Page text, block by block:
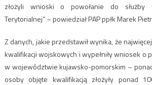
złożyli wnioski o powołanie do służby
Terytorialnej” – powiedział PAP ppłk Marek
Z danych, jakie przedstawił wynika, że
kwalifikacji wojskowych i wypełniły wniosek o
w województwie kujawsko-pomorskim –
osoby objęte kwalifikacją złożyły ponad